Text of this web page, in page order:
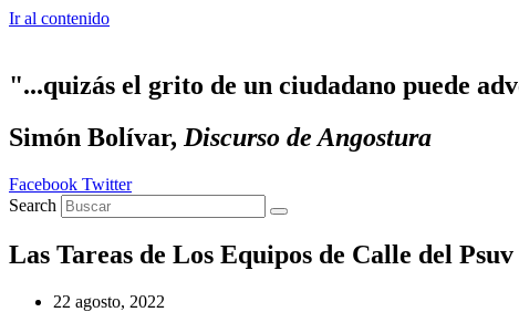
Ir al contenido
"...quizás el grito de un ciudadano puede
Simón Bolívar, Discurso de Angostura
Facebook Twitter
Search
Las Tareas de Los Equipos de Calle del Psuv
22 agosto, 2022